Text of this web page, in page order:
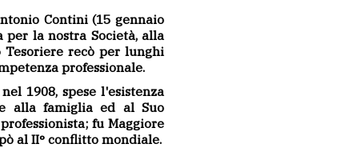
Contini (15 gennaio
per la nostra Società, alla
recò per lunghi
professionale.
1908, spese l'esistenza
alla famiglia ed al Suo
fu Maggiore
al II° conflitto mondiale.